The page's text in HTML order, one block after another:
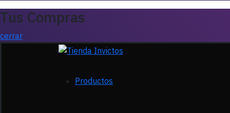
Tus Compras
cerrar
Productos